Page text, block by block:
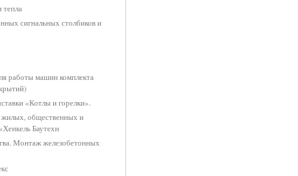
тепла
сигнальных столбиков и
работы машин комплекта
«Котлы и горелки».
жилых, общественных и
Баутехн
Монтаж железобетонных